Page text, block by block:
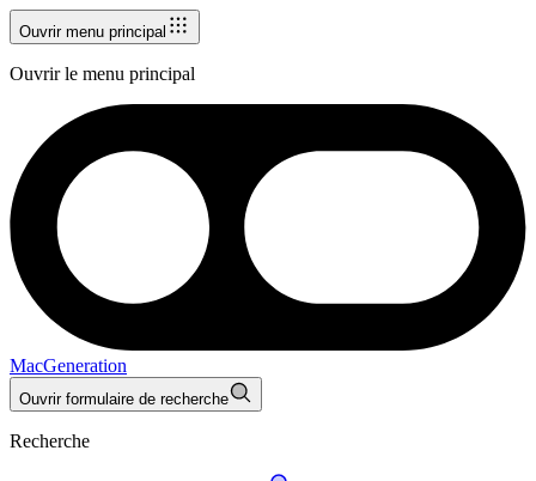
Ouvrir menu principal
Ouvrir le menu principal
MacGeneration
Ouvrir formulaire de recherche
Recherche